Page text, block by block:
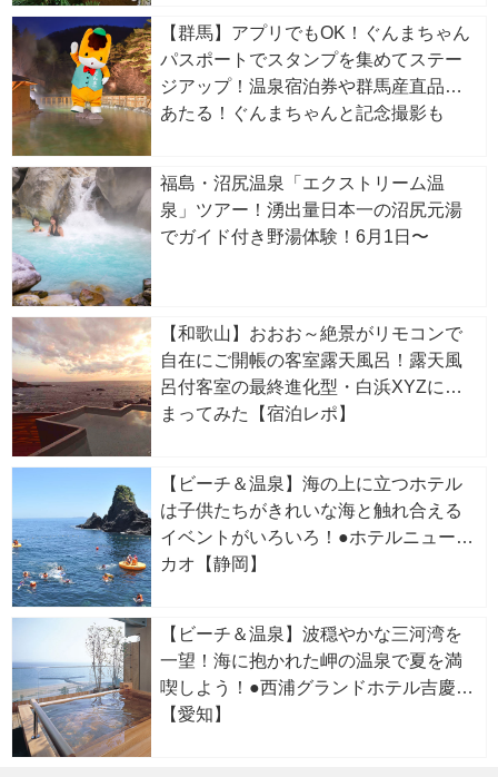
【群馬】アプリでもOK！ぐんまちゃん
パスポートでスタンプを集めてステー
ジアップ！温泉宿泊券や群馬産直品が
あたる！ぐんまちゃんと記念撮影も
福島・沼尻温泉「エクストリーム温
泉」ツアー！湧出量日本一の沼尻元湯
でガイド付き野湯体験！6月1日〜
【和歌山】おおお～絶景がリモコンで
自在にご開帳の客室露天風呂！露天風
呂付客室の最終進化型・白浜XYZに泊
まってみた【宿泊レポ】
【ビーチ＆温泉】海の上に立つホテル
は子供たちがきれいな海と触れ合える
イベントがいろいろ！●ホテルニューア
カオ【静岡】
【ビーチ＆温泉】波穏やかな三河湾を
一望！海に抱かれた岬の温泉で夏を満
喫しよう！●西浦グランドホテル吉慶
【愛知】